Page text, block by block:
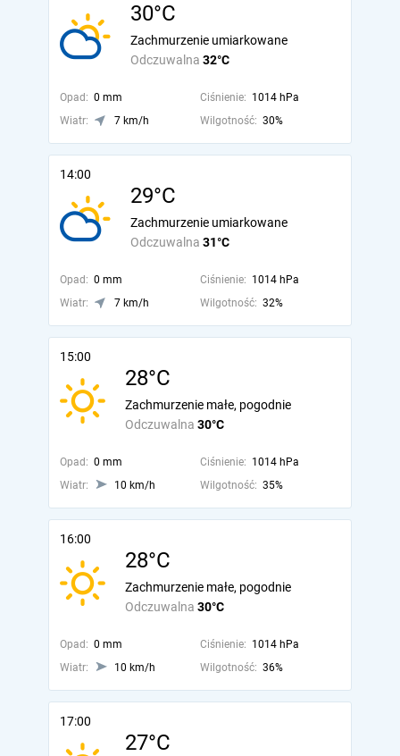
30°C
Odczuwalna 32°C
Zachmurzenie umiarkowane
Opad: 0 mm Ciśnienie: 1014 hPa
Wiatr:
7 km/h Wilgotność: 30%
14:00
29°C
Odczuwalna 31°C
Zachmurzenie umiarkowane
Opad: 0 mm Ciśnienie: 1014 hPa
Wiatr:
7 km/h Wilgotność: 32%
15:00
28°C
Odczuwalna 30°C
Zachmurzenie małe, pogodnie
Opad: 0 mm Ciśnienie: 1014 hPa
Wiatr:
10 km/h Wilgotność: 35%
16:00
28°C
Odczuwalna 30°C
Zachmurzenie małe, pogodnie
Opad: 0 mm Ciśnienie: 1014 hPa
Wiatr:
10 km/h Wilgotność: 36%
17:00
27°C